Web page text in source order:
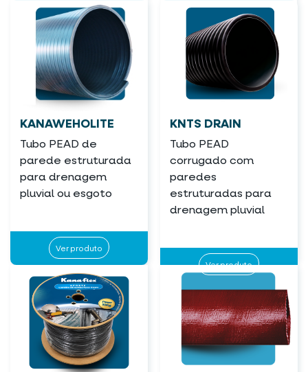
KANAWEHOLITE
Tubo PEAD de
parede estruturada
para drenagem
pluvial ou esgoto
Ver produto
KNTS DRAIN
Tubo PEAD
corrugado com
paredes
estruturadas para
drenagem pluvial
Ver produto